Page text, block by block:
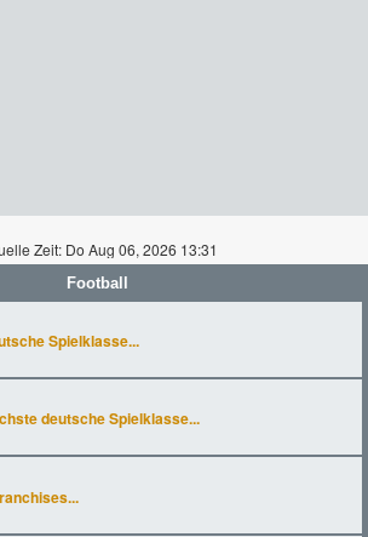
Zeit: Do Aug 06, 2026 13:31
Football
Spielklasse...
deutsche Spielklasse...
ranchises...